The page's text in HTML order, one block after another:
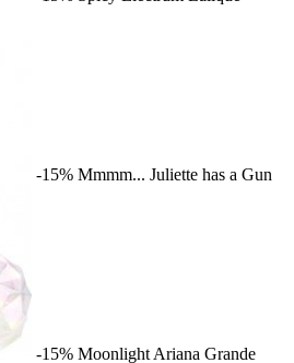
-15% Mmmm... Juliette has a Gun
-15% Moonlight Ariana Grande